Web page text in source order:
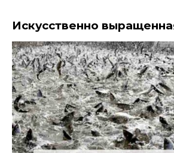
Искусственно